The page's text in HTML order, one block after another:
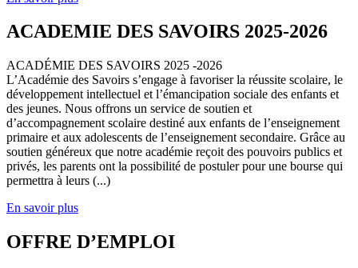
ACADEMIE DES SAVOIRS 2025-2026
ACADÉMIE DES SAVOIRS 2025 -2026
L’Académie des Savoirs s’engage à favoriser la réussite scolaire, le
développement intellectuel et l’émancipation sociale des enfants et
des jeunes. Nous offrons un service de soutien et
d’accompagnement scolaire destiné aux enfants de l’enseignement
primaire et aux adolescents de l’enseignement secondaire. Grâce au
soutien généreux que notre académie reçoit des pouvoirs publics et
privés, les parents ont la possibilité de postuler pour une bourse qui
permettra à leurs (...)
En savoir plus
OFFRE D’EMPLOI